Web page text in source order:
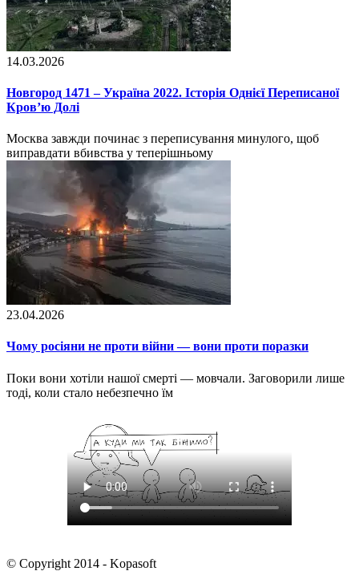
14.03.2026
Новгород 1471 – Україна 2022. Історія Однієї Переписаної
Кров’ю Долі
Москва завжди починає з переписування минулого, щоб
виправдати вбивства у теперішньому
23.04.2026
Чому росіяни не проти війни — вони проти поразки
Поки вони хотіли нашої смерті — мовчали. Заговорили лише
тоді, коли стало небезпечно їм
© Copyright 2014 - Kopasoft